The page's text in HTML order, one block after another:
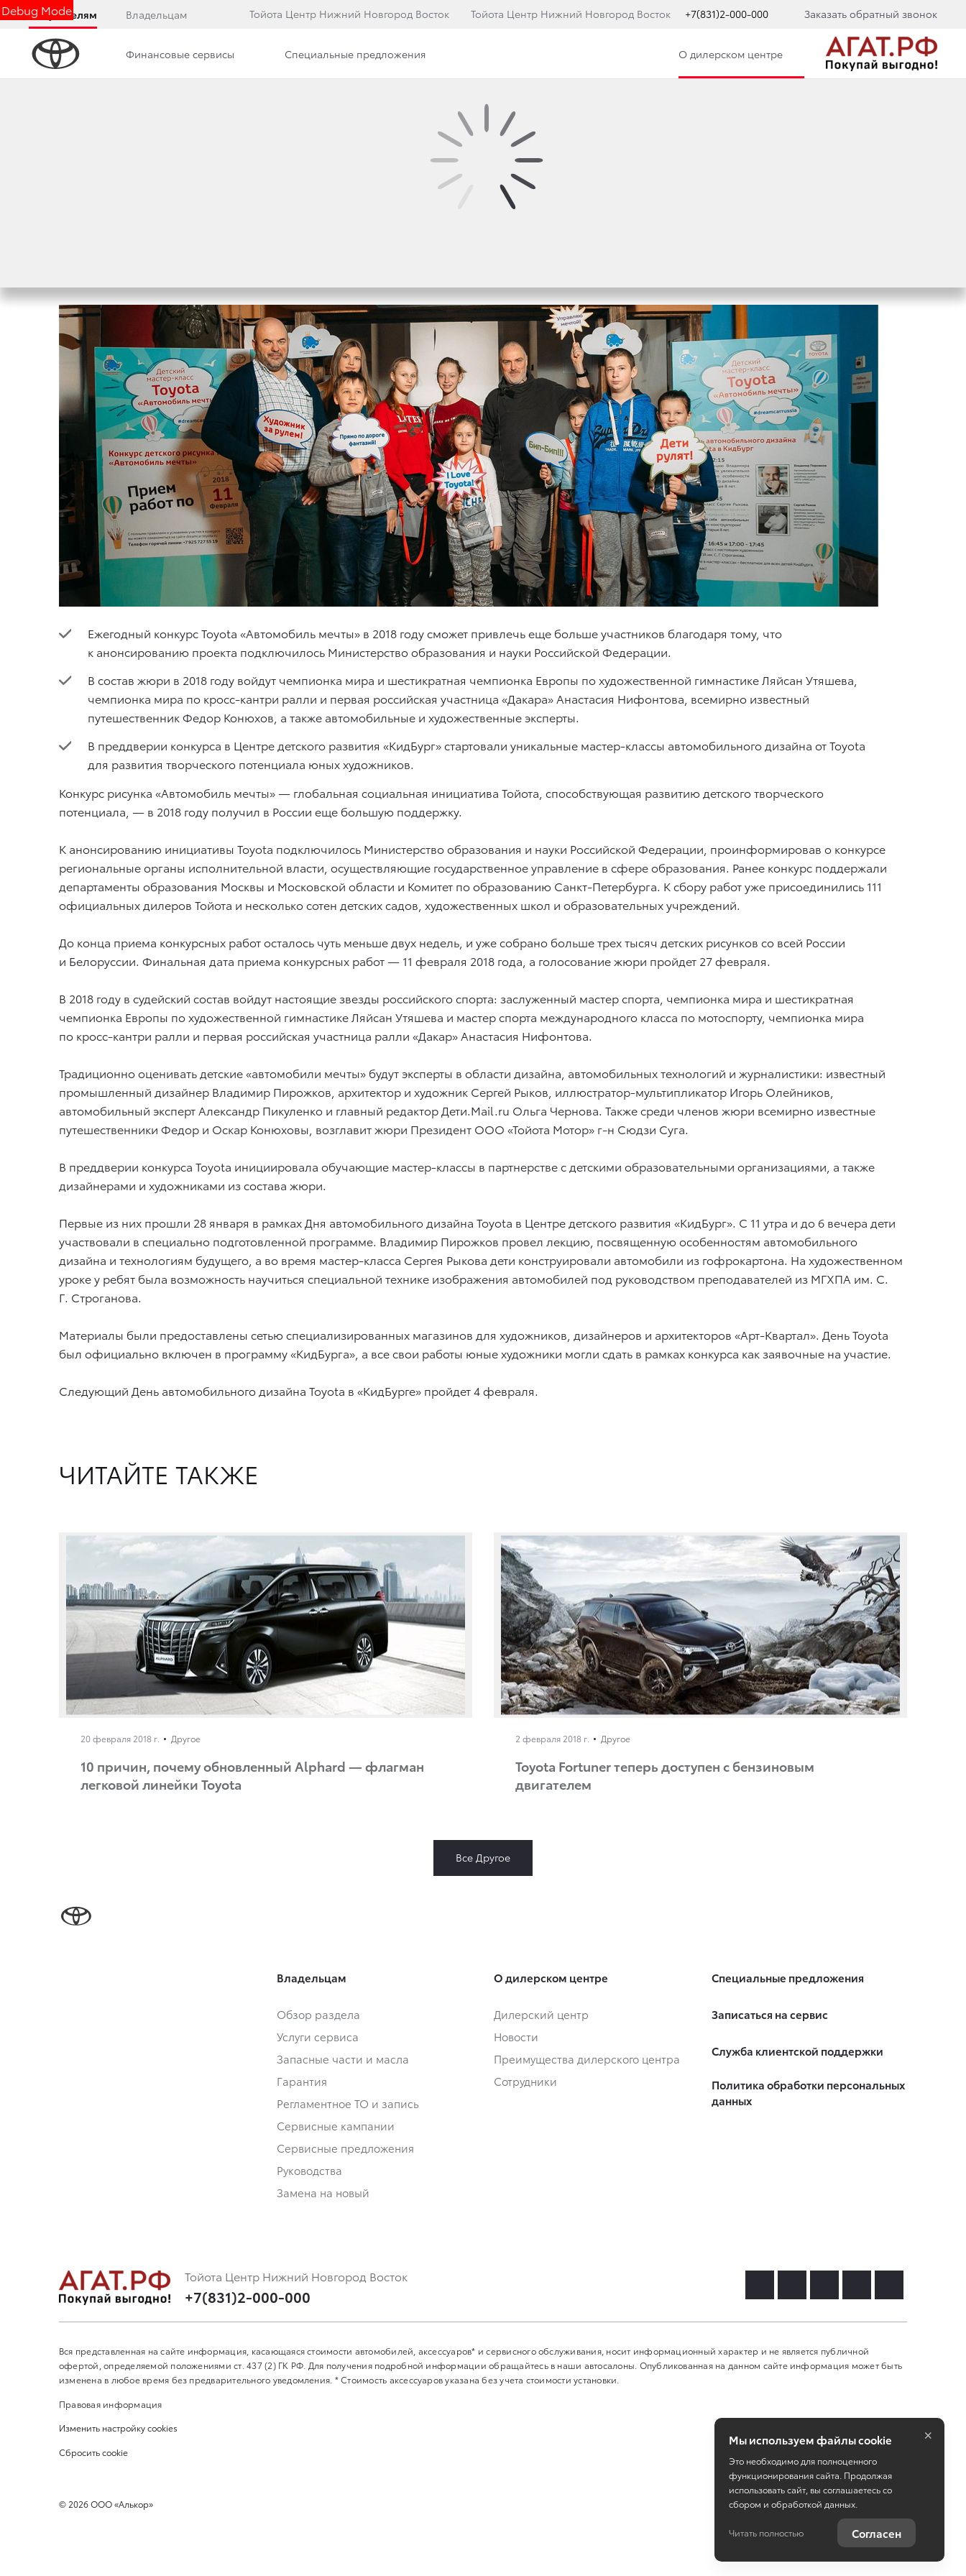
Debug Mode
Покупателям Владельцам Тойота Центр Нижний Новгород Восток Тойота Центр Нижний Новгород Восток +7(831)2-000-000 Заказать обратный звонок
Финансовые сервисы Специальные предложения О дилерском центре
«АВТОМОБИЛЬ МЕЧТЫ» 2018: БОЛЬШЕ УЧАСТНИКОВ,
ЗВЕЗДНЫЙ СОСТАВ ЖЮРИ И МАСТЕР-КЛАССЫ
Ежегодный конкурс Toyota «Автомобиль мечты» в 2018 году сможет привлечь еще больше участников благодаря тому, что
к анонсированию проекта подключилось Министерство образования и науки Российской Федерации.
В состав жюри в 2018 году войдут чемпионка мира и шестикратная чемпионка Европы по художественной гимнастике Ляйсан Утяшева,
чемпионка мира по кросс-кантри ралли и первая российская участница «Дакара» Анастасия Нифонтова, всемирно известный
путешественник Федор Конюхов, а также автомобильные и художественные эксперты.
В преддверии конкурса в Центре детского развития «КидБург» стартовали уникальные мастер-классы автомобильного дизайна от Toyota
для развития творческого потенциала юных художников.
Конкурс рисунка «Автомобиль мечты» — глобальная социальная инициатива Тойота, способствующая развитию детского творческого
потенциала, — в 2018 году получил в России еще большую поддержку.
К анонсированию инициативы Toyota подключилось Министерство образования и науки Российской Федерации, проинформировав о конкурсе
региональные органы исполнительной власти, осуществляющие государственное управление в сфере образования. Ранее конкурс поддержали
департаменты образования Москвы и Московской области и Комитет по образованию Санкт-Петербурга. К сбору работ уже присоединились 111
официальных дилеров Тойота и несколько сотен детских садов, художественных школ и образовательных учреждений.
До конца приема конкурсных работ осталось чуть меньше двух недель, и уже собрано больше трех тысяч детских рисунков со всей России
и Белоруссии. Финальная дата приема конкурсных работ — 11 февраля 2018 года, а голосование жюри пройдет 27 февраля.
В 2018 году в судейский состав войдут настоящие звезды российского спорта: заслуженный мастер спорта, чемпионка мира и шестикратная
чемпионка Европы по художественной гимнастике Ляйсан Утяшева и мастер спорта международного класса по мотоспорту, чемпионка мира
по кросс-кантри ралли и первая российская участница ралли «Дакар» Анастасия Нифонтова.
Традиционно оценивать детские «автомобили мечты» будут эксперты в области дизайна, автомобильных технологий и журналистики: известный
промышленный дизайнер Владимир Пирожков, архитектор и художник Сергей Рыков, иллюстратор-мультипликатор Игорь Олейников,
автомобильный эксперт Александр Пикуленко и главный редактор Дети.Mail.ru Ольга Чернова. Также среди членов жюри всемирно известные
путешественники Федор и Оскар Конюховы, возглавит жюри Президент ООО «Тойота Мотор» г-н Сюдзи Суга.
В преддверии конкурса Toyota инициировала обучающие мастер-классы в партнерстве с детскими образовательными организациями, а также
дизайнерами и художниками из состава жюри.
Первые из них прошли 28 января в рамках Дня автомобильного дизайна Toyota в Центре детского развития «КидБург». С 11 утра и до 6 вечера дети
участвовали в специально подготовленной программе. Владимир Пирожков провел лекцию, посвященную особенностям автомобильного
дизайна и технологиям будущего, а во время мастер-класса Сергея Рыкова дети конструировали автомобили из гофрокартона. На художественном
уроке у ребят была возможность научиться специальной технике изображения автомобилей под руководством преподавателей из МГХПА им. С.
Г. Строганова.
Материалы были предоставлены сетью специализированных магазинов для художников, дизайнеров и архитекторов «Арт-Квартал». День Toyota
был официально включен в программу «КидБурга», а все свои работы юные художники могли сдать в рамках конкурса как заявочные на участие.
Следующий День автомобильного дизайна Toyota в «КидБурге» пройдет 4 февраля.
ЧИТАЙТЕ ТАКЖЕ
20 февраля 2018 г. Другое
10 причин, почему обновленный Alphard — флагман
легковой линейки Toyota
2 февраля 2018 г. Другое
Toyota Fortuner теперь доступен с бензиновым
двигателем
Все Другое
Владельцам
Обзор раздела
Услуги сервиса
Запасные части и масла
Гарантия
Регламентное ТО и запись
Сервисные кампании
Сервисные предложения
Руководства
Замена на новый
О дилерском центре
Дилерский центр
Новости
Преимущества дилерского центра
Сотрудники
Специальные предложения
Записаться на сервис
Служба клиентской поддержки
Политика обработки персональных
данных
Тойота Центр Нижний Новгород Восток
+7(831)2-000-000
Вся представленная на сайте информация, касающаяся стоимости автомобилей, аксессуаров* и сервисного обслуживания, носит информационный характер и не является публичной
офертой, определяемой положениями ст. 437 (2) ГК РФ. Для получения подробной информации обращайтесь в наши автосалоны. Опубликованная на данном сайте информация может быть
изменена в любое время без предварительного уведомления. * Стоимость аксессуаров указана без учета стоимости установки.
Правовая информация
Изменить настройку cookies
Сбросить cookie
© 2026ООО «Алькор» Работает на технологиях
Мы используем файлы cookie
Это необходимо для полноценного
функционирования сайта. Продолжая
использовать сайт, вы соглашаетесь со
сбором и обработкой данных.
Читать полностью Согласен
×